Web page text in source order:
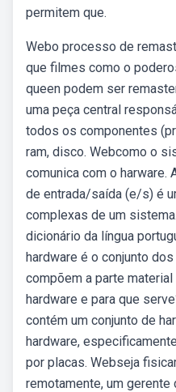
permitem que.
Webo processo de
que filmes como o
queen podem ser
uma peça central
todos os componentes
ram, disco. Webcomo o
comunica com o
de entrada/saída (e/s) é
complexas de um
dicionário da língua
hardware é o conjunto
compõem a parte
hardware e para que
contém um conjunto de
hardware,
por placas. Webseja
remotamente, um